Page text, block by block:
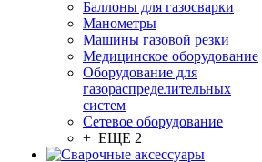
Баллоны для газосварки
Манометры
Машины газовой резки
Медицинское оборудование
Оборудование для
газораспределительных
систем
Сетевое оборудование
+ ЕЩЕ 2